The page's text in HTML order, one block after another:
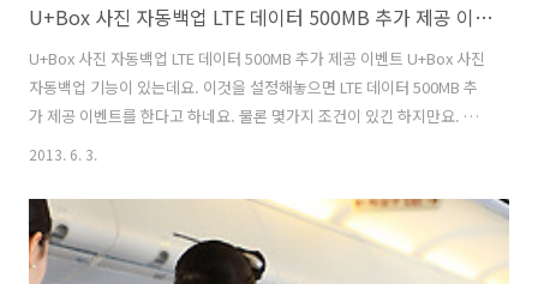
U+Box 사진 자동백업 LTE 데이터 500MB 추가 제공 이벤트
U+Box 사진 자동백업 LTE 데이터 500MB 추가 제공 이벤트 U+Box 사진
자동백업 기능이 있는데요. 이것을 설정해놓으면 LTE 데이터 500MB 추
가 제공 이벤트를 한다고 하네요. 물론 몇가지 조건이 있긴 하지만요. 스
이터를 아이사진을 모두 다 옮겨놨다가 하드디스크에 복구를 하는바람
에 모든 사진을 복구가 힘들도록 날린분도 봤는데요. 물론 스마트폰으로
찍은 사진은 U+Box 외에도 여러가지 서비스를 이용해서 백업은 가능합
2013. 6. 3.